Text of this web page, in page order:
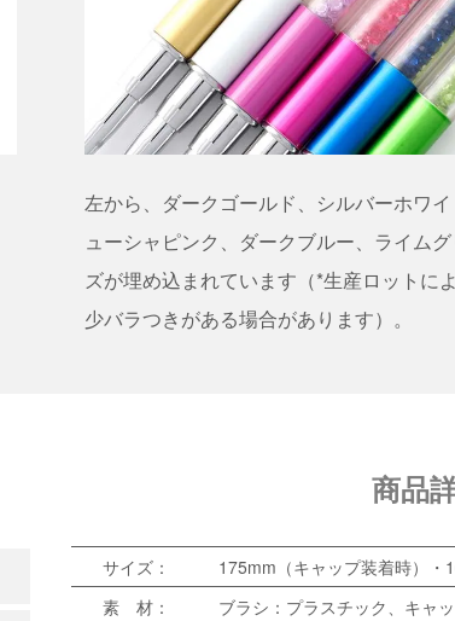
左から、ダークゴールド、シルバーホワ
ューシャピンク、ダークブルー、ライム
ズが埋め込まれています（*生産ロットに
少バラつきがある場合があります）。
商品
サイズ：
175mm（キャップ装着時）・
素 材：
ブラシ：プラスチック、キャ